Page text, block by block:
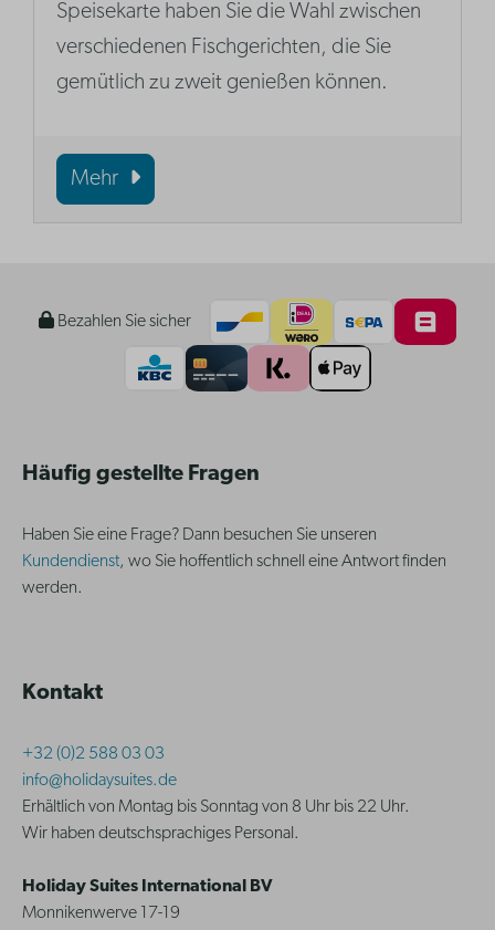
Speisekarte haben Sie die Wahl zwischen
verschiedenen Fischgerichten, die Sie
gemütlich zu zweit genießen können.
Mehr
Bezahlen Sie sicher
Häufig gestellte Fragen
Haben Sie eine Frage? Dann besuchen Sie unseren
Kundendienst, wo Sie hoffentlich schnell eine Antwort finden
werden.
Kontakt
+32 (0)2 588 03 03
info@holidaysuites.de
Erhältlich von Montag bis Sonntag von 8 Uhr bis 22 Uhr.
Wir haben deutschsprachiges Personal.
Holiday Suites International BV
Monnikenwerve 17-19